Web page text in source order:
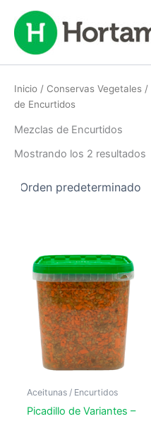
contenido
Inicio / Conservas Vegetales /
de Encurtidos
Mezclas de Encurtidos
Mostrando los 2 resultados
Aceitunas / Encurtidos
Picadillo de Variantes –